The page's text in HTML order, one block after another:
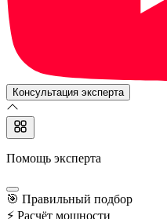
Консультация эксперта
Помощь эксперта
🎯 Правильный подбор
⚡ Расчёт мощности